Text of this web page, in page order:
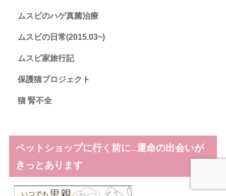
ムスビのハゲ真菌治療
ムスビの日常(2015.03~)
ムスビ家旅行記
保護猫プロジェクト
猫 腎不全
ペットショップに行く前に…運命の出会いが
きっとあります